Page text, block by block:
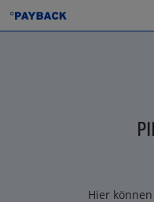
Hier